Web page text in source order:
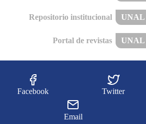
Repositorio institucional UNAL
Portal de revistas UNAL
Facebook Twitter
Email